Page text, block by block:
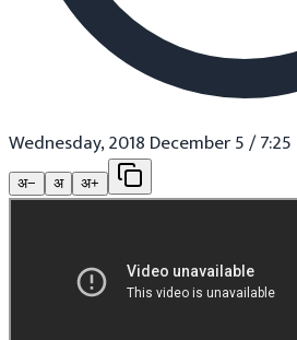
Wednesday, 2018 December 5 /
अ− अ अ+